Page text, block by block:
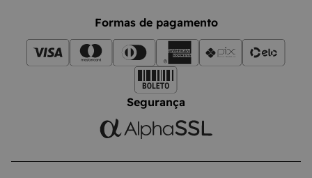
Formas de pagamento
Segurança